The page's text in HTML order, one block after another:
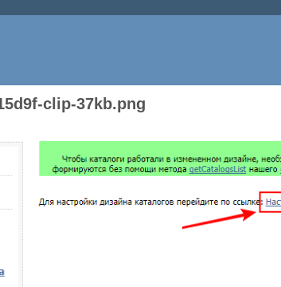
clip-37kb.png